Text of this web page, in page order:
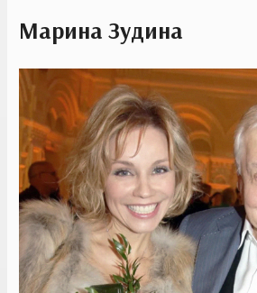
Марина Зудина